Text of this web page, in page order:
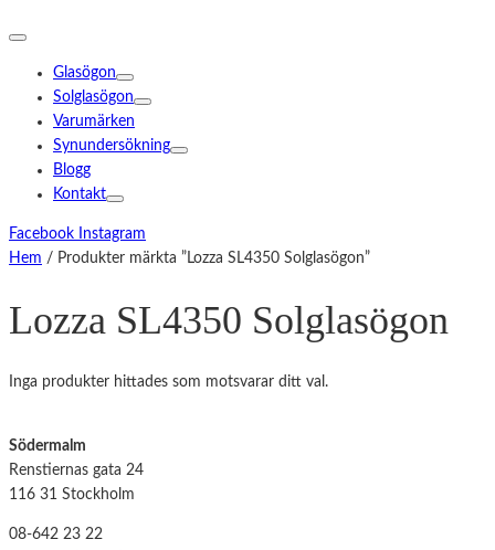
Glasögon
Solglasögon
Varumärken
Synundersökning
Blogg
Kontakt
Facebook
Instagram
Hem / Produkter märkta ”Lozza SL4350 Solglasögon”
Lozza SL4350 Solglasögon
Inga produkter hittades som motsvarar ditt val.
Södermalm
Renstiernas gata 24
116 31 Stockholm
08-642 23 22